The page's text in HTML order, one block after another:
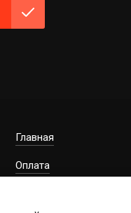
Главная
Оплата